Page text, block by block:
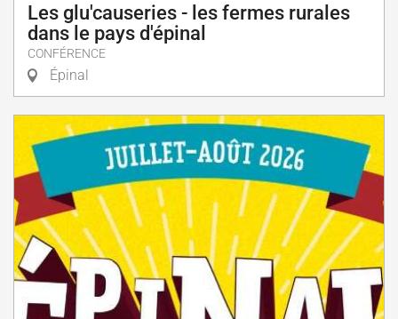
Les glu'causeries - les fermes rurales
dans le pays d'épinal
CONFÉRENCE
Épinal